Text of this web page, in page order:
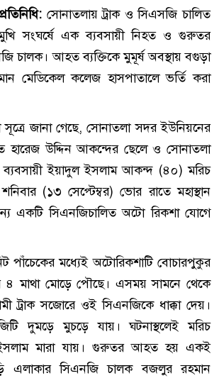
সোনাতলায় ট্রাক ও সিএসজি চালিত
সংঘর্ষে এক ব্যবসায়ী নিহত ও গুরুতর
চালক। আহত ব্যক্তিকে মুমূর্ষ অবস্থায় বগুড়া
মেডিকেল কলেজ হাসপাতালে ভর্তি করা
সূত্রে জানা গেছে, সোনাতলা সদর ইউনিয়নের
হারেজ উদ্দিন আকন্দের ছেলে ও সোনাতলা
ব্যবসায়ী ইয়াদুল ইসলাম আকন্দ (৪০) মরিচ
(১৩ সেপ্টেম্বর) ভোর রাতে মহাস্থান
একটি সিএনজিচালিত অটো রিকশা যোগে
পাঁচেকের মধ্যেই অটোরিকশাটি বোচারপুকুর
৪ মাথা মোড়ে পৌছে। এসময় সামনে থেকে
ট্রাক সজোরে ওই সিএনজিকে ধাক্কা দেয়।
দুমড়ে মুচড়ে যায়। ঘটনাস্থলেই মরিচ
ইসলাম মারা যায়। গুরুতর আহত হয় একই
এলাকার সিএনজি চালক বজলুর রহমান